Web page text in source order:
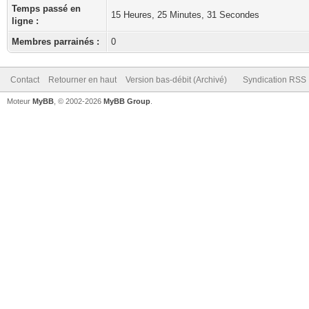
Temps passé en
ligne :
15 Heures, 25 Minutes, 31 Secondes
Membres parrainés : 0
Contact Retourner en haut Version bas-débit (Archivé) Syndication RSS
Moteur MyBB , © 2002-2026 MyBB Group